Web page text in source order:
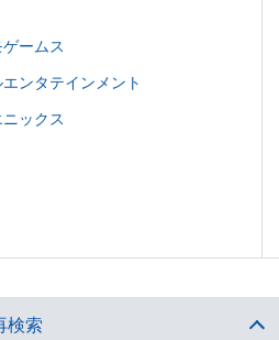
ームス
ンタテインメント
ックス
検索